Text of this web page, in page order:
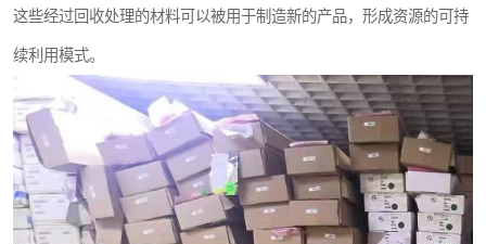
这些经过回收处理的材料可以被用于制造新的产品，形成资源的可持
续利用模式。